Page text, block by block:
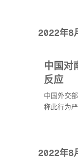
2022年8
中国对
反应
中国外交
称此行为
2022年8